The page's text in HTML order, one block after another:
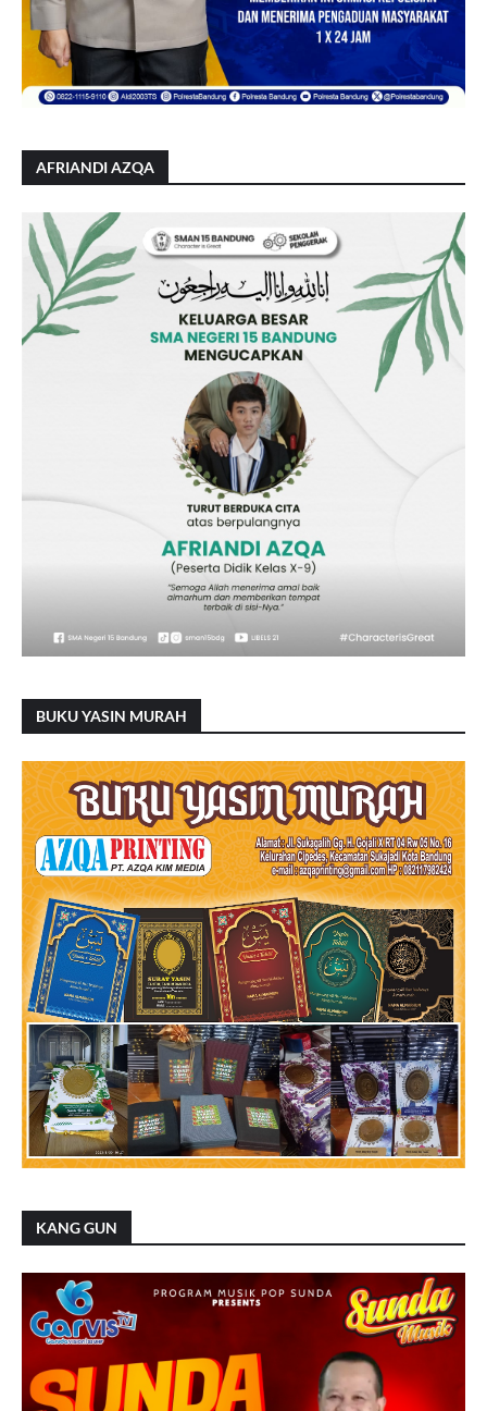
AFRIANDI AZQA
BUKU YASIN MURAH
KANG GUN